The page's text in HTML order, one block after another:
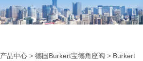
产品中心 >德国Burkert宝德角座阀 > Burkert